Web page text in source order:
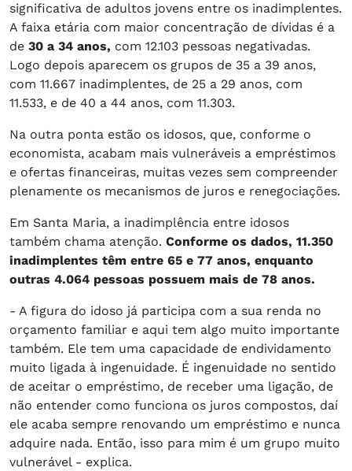
significativa de adultos jovens entre os inadimplentes.
A faixa etária com maior concentração de dívidas é a
de 30 a 34 anos, com 12.103 pessoas negativadas.
Logo depois aparecem os grupos de 35 a 39 anos,
com 11.667 inadimplentes, de 25 a 29 anos, com
11.533, e de 40 a 44 anos, com 11.303.
Na outra ponta estão os idosos, que, conforme o
economista, acabam mais vulneráveis a empréstimos
e ofertas financeiras, muitas vezes sem compreender
plenamente os mecanismos de juros e renegociações.
Em Santa Maria, a inadimplência entre idosos
também chama atenção. Conforme os dados, 11.350
inadimplentes têm entre 65 e 77 anos, enquanto
outras 4.064 pessoas possuem mais de 78 anos.
- A figura do idoso já participa com a sua renda no
orçamento familiar e aqui tem algo muito importante
também. Ele tem uma capacidade de endividamento
muito ligada à ingenuidade. É ingenuidade no sentido
de aceitar o empréstimo, de receber uma ligação, de
não entender como funciona os juros compostos, daí
ele acaba sempre renovando um empréstimo e nunca
adquire nada. Então, isso para mim é um grupo muito
vulnerável - explica.